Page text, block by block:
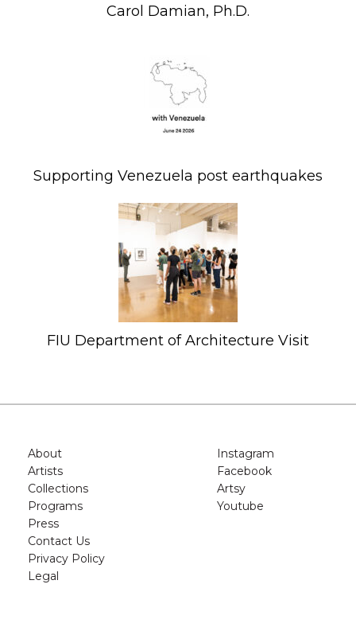
Carol Damian, Ph.D.
Supporting Venezuela post earthquakes
FIU Department of Architecture Visit
About
Artists
Collections
Programs
Press
Contact Us
Privacy Policy
Legal
Instagram
Facebook
Artsy
Youtube